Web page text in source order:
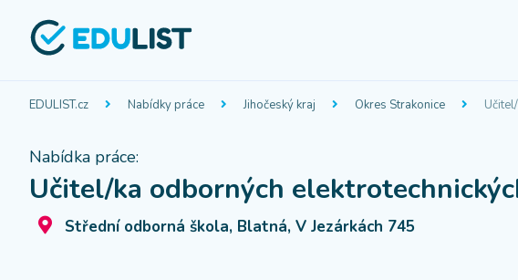
EDULIST.cz Nabídky práce Jihočeský kraj Okres Strakonice
Nabídka práce:
Učitel/ka odborných
Střední odborná škola, Blatná, V Jezárkách 745